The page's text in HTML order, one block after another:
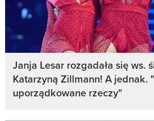
Janja Lesar rozgadała się ws.
Katarzyną Zillmann! A jednak.
uporządkowane rzeczy"